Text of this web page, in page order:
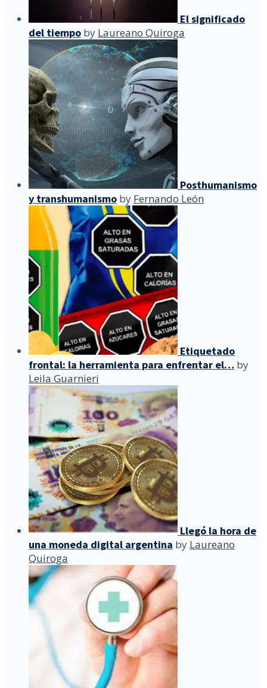
El significado
del tiempo by Laureano Quiroga
Posthumanismo
y transhumanismo by Fernando León
Etiquetado
frontal: la herramienta para enfrentar el… by
Leila Guarnieri
Llegó la hora de
una moneda digital argentina by Laureano
Quiroga